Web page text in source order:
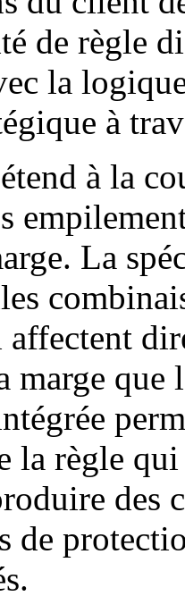
de règle
la
à
à la
La
marge que
la règle
des
de